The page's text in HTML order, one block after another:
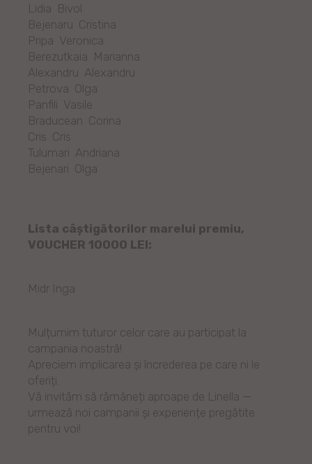
Lidia Bivol
Bejenaru Cristina
Pripa Veronica
Berezutkaia Marianna
Alexandru Alexandru
Petrova Olga
Panfili Vasile
Braducean Corina
Cris Cris
Tulumari Andriana
Bejenari Olga
Lista câștigătorilor marelui premiu,
VOUCHER 10000 LEI:
Midr Inga
Mulțumim tuturor celor care au participat la
campania noastră!
Apreciem implicarea și încrederea pe care ni le
oferiți.
Vă invităm să rămâneți aproape de Linella —
urmează noi campanii și experiențe pregătite
pentru voi!